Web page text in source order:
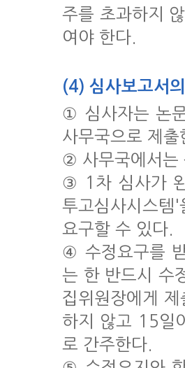
주를 초과하지
여야 한다.
(4) 심사보고서
① 심사자는 논
사무국으로 제출
② 사무국에서는
③ 1차 심사가
투고심사시스
요구할 수 있다.
④ 수정요구를
는 한 반드시 수
집위원장에게
하지 않고 15일
로 간주한다.